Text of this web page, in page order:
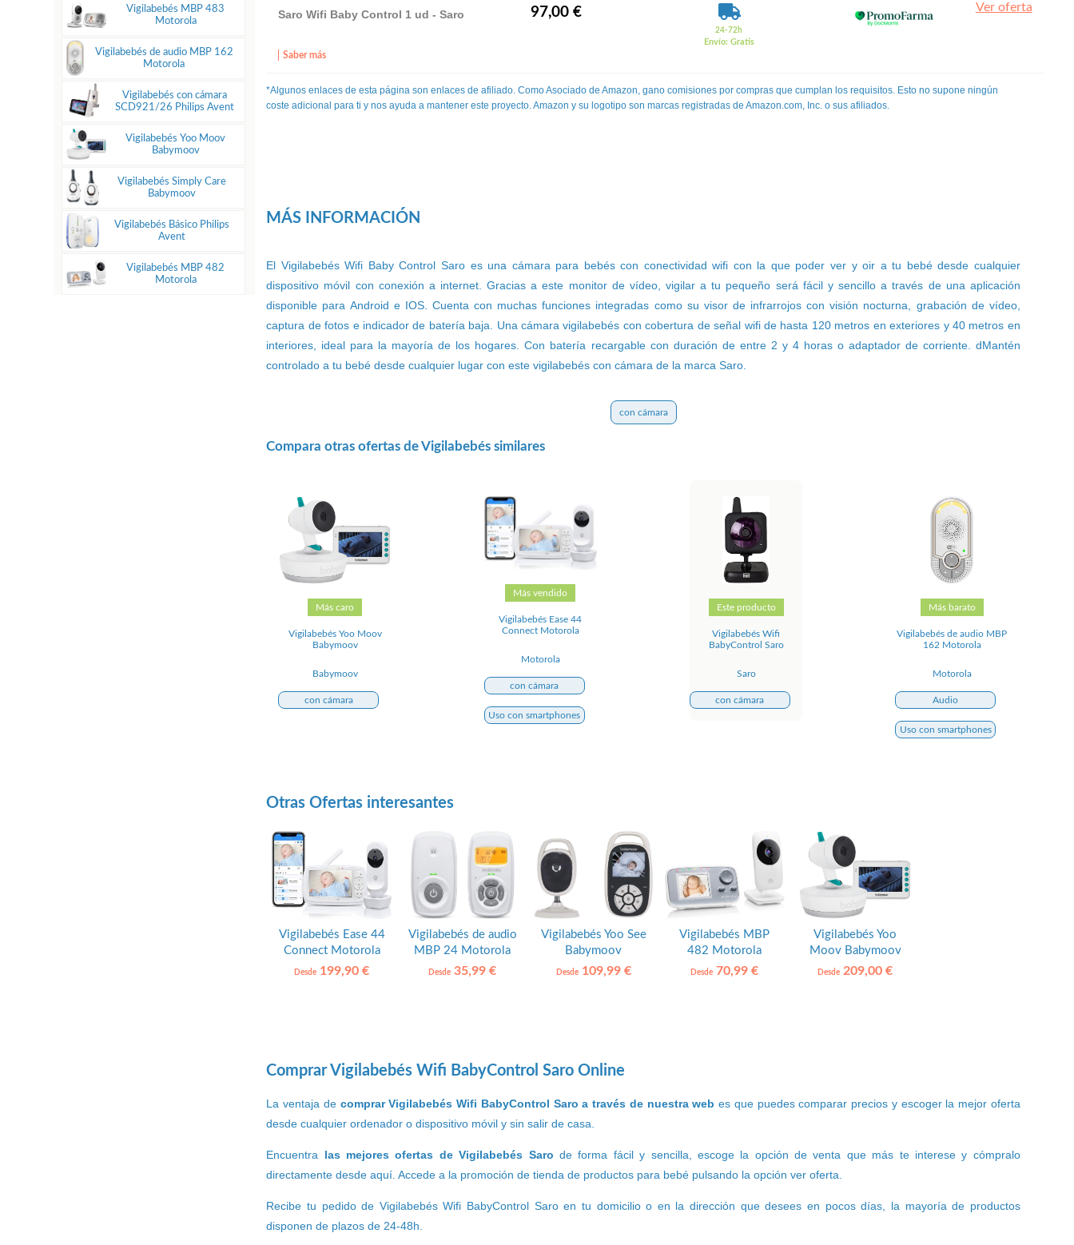
Vigilabebés MBP 483
Motorola
Vigilabebés de audio MBP 162
Motorola
Vigilabebés con cámara
SCD921/26 Philips Avent
Vigilabebés Yoo Moov
Babymoov
Vigilabebés Simply Care
Babymoov
Vigilabebés Básico Philips
Avent
Vigilabebés MBP 482
Motorola
Saro Wifi Baby Control 1 ud - Saro
Saber más
97,00 €
24-72h
Envío: Gratis
Ver oferta
*Algunos enlaces de esta página son enlaces de afiliado. Como Asociado de Amazon, gano comisiones por compras que cumplan los requisitos. Esto no supone ningún
coste adicional para ti y nos ayuda a mantener este proyecto. Amazon y su logotipo son marcas registradas de Amazon.com, Inc. o sus afiliados.
MÁS INFORMACIÓN
El Vigilabebés Wifi Baby Control Saro es una cámara para bebés con conectividad wifi con la que poder ver y oir a tu bebé desde cualquier
dispositivo móvil con conexión a internet. Gracias a este monitor de vídeo, vigilar a tu pequeño será fácil y sencillo a través de una aplicación
disponible para Android e IOS. Cuenta con muchas funciones integradas como su visor de infrarrojos con visión nocturna, grabación de vídeo,
captura de fotos e indicador de batería baja. Una cámara vigilabebés con cobertura de señal wifi de hasta 120 metros en exteriores y 40 metros en
interiores, ideal para la mayoría de los hogares. Con batería recargable con duración de entre 2 y 4 horas o adaptador de corriente. dMantén
controlado a tu bebé desde cualquier lugar con este vigilabebés con cámara de la marca Saro.
con cámara
Compara otras ofertas de Vigilabebés similares
Más caro
Vigilabebés Yoo Moov
Babymoov
Babymoov
con cámara
Más vendido
Vigilabebés Ease 44
Connect Motorola
Motorola
con cámara
Uso con smartphones
Este producto
Vigilabebés Wifi
BabyControl Saro
Saro
con cámara
Más barato
Vigilabebés de audio MBP
162 Motorola
Motorola
Audio
Uso con smartphones
Otras Ofertas interesantes
Vigilabebés Ease 44
Connect Motorola
Desde 199,90 €
Vigilabebés de audio
MBP 24 Motorola
Desde 35,99 €
Vigilabebés Yoo See
Babymoov
Desde109,99 €
Vigilabebés MBP
482 Motorola
Desde 70,99 €
Vigilabebés Yoo
Moov Babymoov
Desde 209,00 €
Comprar Vigilabebés Wifi BabyControl Saro Online
La ventaja de comprar Vigilabebés Wifi BabyControl Saro a través de nuestra web es que puedes comparar precios y escoger la mejor oferta
desde cualquier ordenador o dispositivo móvil y sin salir de casa.
Encuentra las mejores ofertas de Vigilabebés Saro de forma fácil y sencilla, escoge la opción de venta que más te interese y cómpralo
directamente desde aquí. Accede a la promoción de tienda de productos para bebé pulsando la opción ver oferta.
Recibe tu pedido de Vigilabebés Wifi BabyControl Saro en tu domicilio o en la dirección que desees en pocos días, la mayoría de productos
disponen de plazos de 24-48h.